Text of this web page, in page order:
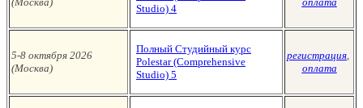
Studio) 4
5-8 октября 2026
(Москва)
Полный Студийный курс
Polestar (Сomprehensive
Studio) 5
регистрация,
оплата